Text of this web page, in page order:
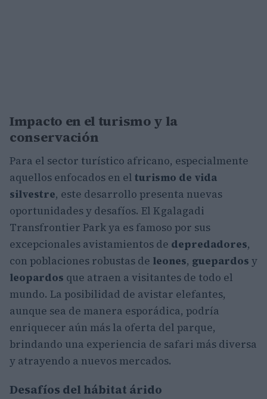
Impacto en el turismo y la
conservación
Para el sector turístico africano, especialmente
aquellos enfocados en el turismo de vida
silvestre, este desarrollo presenta nuevas
oportunidades y desafíos. El Kgalagadi
Transfrontier Park ya es famoso por sus
excepcionales avistamientos de depredadores,
con poblaciones robustas de leones, guepardos y
leopardos que atraen a visitantes de todo el
mundo. La posibilidad de avistar elefantes,
aunque sea de manera esporádica, podría
enriquecer aún más la oferta del parque,
brindando una experiencia de safari más diversa
y atrayendo a nuevos mercados.
Desafíos del hábitat árido